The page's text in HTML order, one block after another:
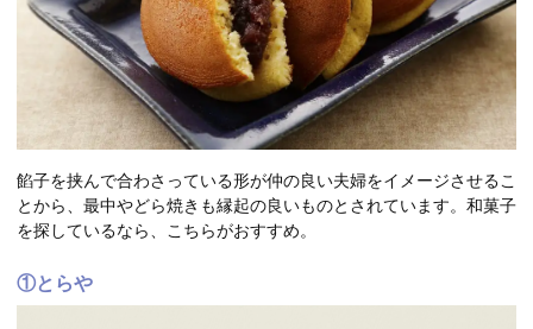
餡子を挟んで合わさっている形が仲の良い夫婦をイメージさせるこ
とから、最中やどら焼きも縁起の良いものとされています。和菓子
を探しているなら、こちらがおすすめ。
①とらや